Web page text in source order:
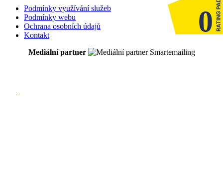
0
Podmínky využívání služeb
Podmínky webu
Ochrana osobních údajů
Kontakt
Mediální partner